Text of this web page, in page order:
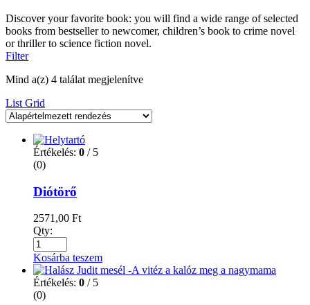
Discover your favorite book: you will find a wide range of selected
books from bestseller to newcomer, children’s book to crime novel
or thriller to science fiction novel.
Filter
Mind a(z) 4 találat megjelenítve
List Grid
Értékelés: 0 / 5
(0)
Diótörő
2571,00 Ft
Qty:
Kosárba teszem
Értékelés: 0 / 5
(0)